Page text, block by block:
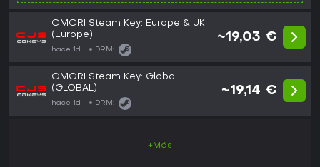
OMORI Steam Key: Europe & UK
(Europe)
hace 1d DRM:
~19,03 €
OMORI Steam Key: Global
(GLOBAL)
hace 1d DRM:
~19,14 €
+Más